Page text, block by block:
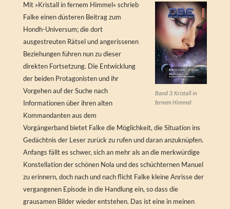
Band 3: Kristall in
fernem Himmel
Mit »Kristall in fernem Himmel« schrieb
Falke einen düsteren Beitrag zum
Hondh-Universum; die dort
ausgestreuten Rätsel und angerissenen
Beziehungen führen nun zu dieser
direkten Fortsetzung. Die Entwicklung
der beiden Protagonisten und ihr
Vorgehen auf der Suche nach
Informationen über ihren alten
Kommandanten aus dem
Vorgängerband bietet Falke die Möglichkeit, die Situation ins
Gedächtnis der Leser zurück zu rufen und daran anzuknüpfen.
Anfangs fällt es schwer, sich an mehr als an die merkwürdige
Konstellation der schönen Nola und des schüchternen Manuel
zu erinnern, doch nach und nach flicht Falke kleine Anrisse der
vergangenen Episode in die Handlung ein, so dass die
grausamen Bilder wieder entstehen. Das ist eine in meinen